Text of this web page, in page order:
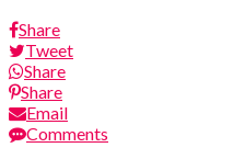
Share
Tweet
Share
Share
Email
Comments